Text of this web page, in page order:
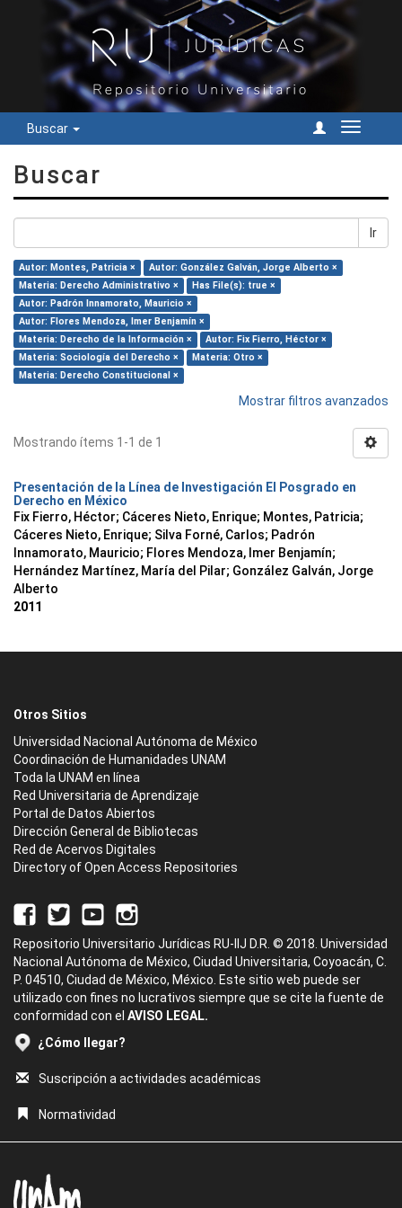
Buscar
Cambiar
Buscar
Ir
Autor: Montes, Patricia ×
Autor: González Galván, Jorge Alberto ×
Materia: Derecho Administrativo ×
Has File(s): true ×
Autor: Padrón Innamorato, Mauricio ×
Autor: Flores Mendoza, Imer Benjamín ×
Materia: Derecho de la Información ×
Autor: Fix Fierro, Héctor ×
Materia: Sociología del Derecho ×
Materia: Otro ×
Materia: Derecho Constitucional ×
Mostrar filtros avanzados
Mostrando ítems 1-1 de 1
Presentación de la Línea de Investigación El Posgrado en
Derecho en México
Fix Fierro, Héctor; Cáceres Nieto, Enrique; Montes, Patricia;
Cáceres Nieto, Enrique; Silva Forné, Carlos; Padrón
Innamorato, Mauricio; Flores Mendoza, Imer Benjamín;
Hernández Martínez, María del Pilar; González Galván, Jorge
Alberto
2011
Otros Sitios
Universidad Nacional Autónoma de México
Coordinación de Humanidades UNAM
Toda la UNAM en línea
Red Universitaria de Aprendizaje
Portal de Datos Abiertos
Dirección General de Bibliotecas
Red de Acervos Digitales
Directory of Open Access Repositories
Repositorio Universitario Jurídicas RU-IIJ D.R. © 2018. Universidad
Nacional Autónoma de México, Ciudad Universitaria, Coyoacán, C.
P. 04510, Ciudad de México, México. Este sitio web puede ser
utilizado con fines no lucrativos siempre que se cite la fuente de
conformidad con el AVISO LEGAL.
¿Cómo llegar?
Suscripción a actividades académicas
Normatividad